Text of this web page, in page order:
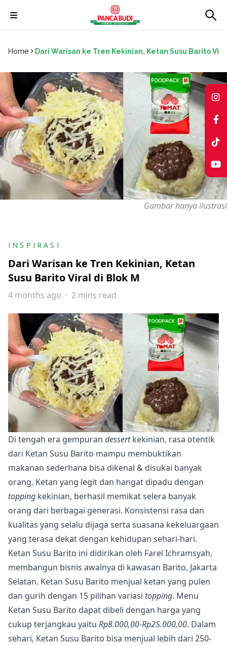
Home Dari Warisan ke Tren Kekinian, Ketan Susu Barito
Gambar hanya ilustrasi
INSPIRASI
Dari Warisan ke Tren Kekinian, Ketan
Susu Barito Viral di Blok M
4 months ago 2 mins read
Di tengah era gempuran dessertkekinian, rasa otentik
dari Ketan Susu Barito mampu membuktikan
makanan sederhana bisa dikenal & disukai banyak
orang. Ketan yang legit dan hangat dipadu dengan
topping kekinian, berhasil memikat selera banyak
orang dari berbagai generasi. Konsistensi rasa dan
kualitas yang selalu dijaga serta suasana kekeluargaan
yang terasa dekat dengan kehidupan sehari-hari.
Ketan Susu Barito ini didirikan oleh Farel Ichramsyah,
membangun bisnis awalnya di kawasan Barito, Jakarta
Selatan. Ketan Susu Barito menjual ketan yang pulen
dan gurih dengan 15 pilihan variasi topping. Menu
Ketan Susu Barito dapat dibeli dengan harga yang
cukup terjangkau yaitu Rp8.000,00-Rp25.000,00. Dalam
sehari, Ketan Susu Barito bisa menjual lebih dari 250-